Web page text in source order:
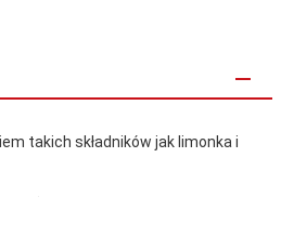
takich składników jak limonka i